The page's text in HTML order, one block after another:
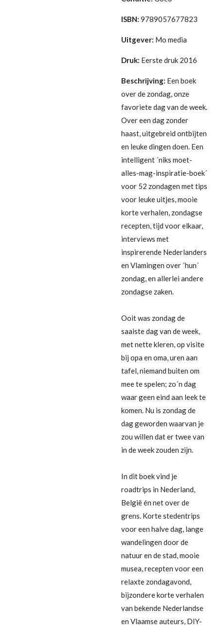
ISBN: 9789057677823
Uitgever: Mo media
Druk: Eerste druk 2016
Beschrijving: Een boek
over de zondag, onze
favoriete dag van de week.
Over een dag zonder
haast, uitgebreid ontbijten
en leuke dingen doen. Een
intelligent ´niks moet-
alles-mag-inspiratie-boek´
voor 52 zondagen met tips
voor leuke uitjes, mooie
korte verhalen, zondagse
recepten, tijd voor elkaar,
interviews met
inspirerende Nederlanders
en Vlamingen over ´hun´
zondag, en allerlei andere
zondagse zaken.
Ooit was zondag de
saaiste dag van de week,
met nette kleren, op visite
bij opa en oma, uren aan
tafel, niemand buiten om
mee te spelen; zo´n dag
waar geen eind aan leek te
komen. Nu is zondag de
dag geworden waarvan je
zou willen dat er twee van
in de week zouden zijn.
In dit boek vind je
roadtrips in Nederland,
België én net over de
grens. Korte stedentrips
voor een halve dag, lange
wandelingen door de
natuur en de stad, mooie
musea, recepten voor een
relaxte zondagavond,
bijzondere korte verhalen
van bekende Nederlandse
en Vlaamse auteurs, DIY-